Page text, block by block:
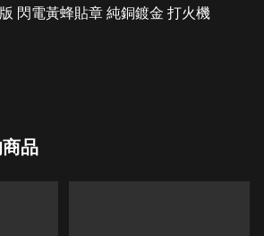
閃電黃蜂貼章 純銅鍍金 打火機
品